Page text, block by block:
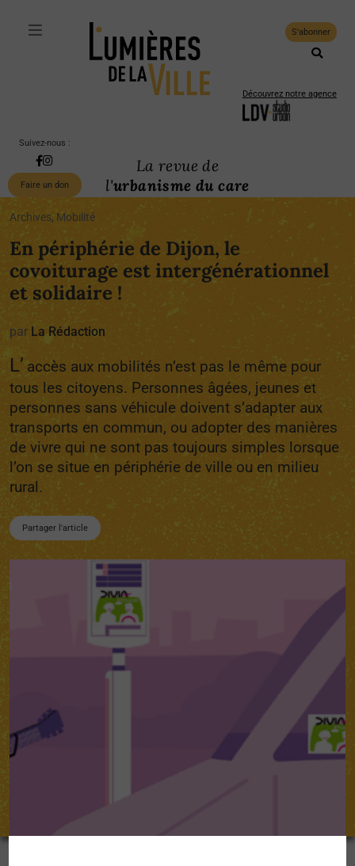
S'abonner
Découvrez notre agence
Suivez-nous :
Faire un don
La revue de
l'urbanisme du care
Archives, Mobilité
En périphérie de Dijon, le
covoiturage est intergénérationnel
et solidaire !
par La Rédaction
L’ accès aux mobilités n’est pas le même pour
tous les citoyens. Personnes âgées, jeunes et
personnes sans véhicule doivent s’adapter aux
transports en commun, ou adopter des manières
de vivre qui ne sont pas toujours simples lorsque
l’on se situe en périphérie de ville ou en milieu
rural.
Partager l'article